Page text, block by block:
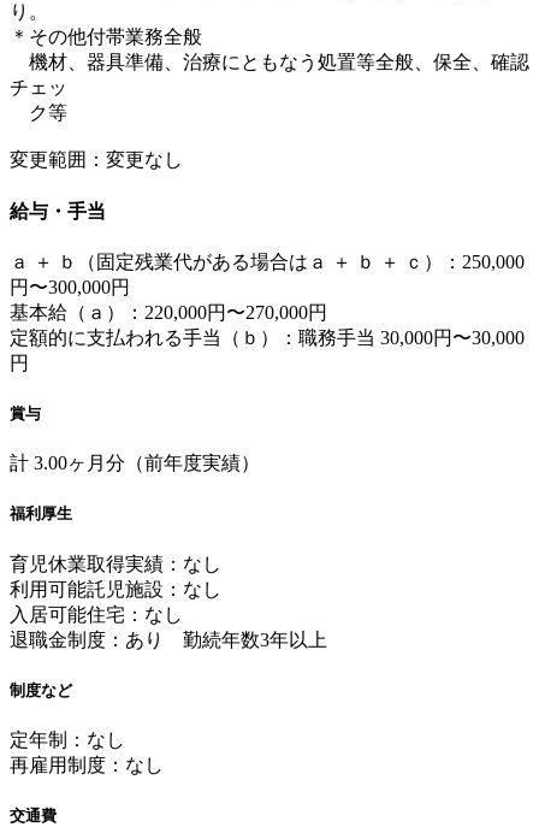
り。
＊その他付帯業務全般
機材、器具準備、治療にともなう処置等全般、保全、確認
チェッ
ク等
変更範囲：変更なし
給与・手当
ａ ＋ ｂ（固定残業代がある場合はａ ＋ ｂ ＋ ｃ）：250,000
円〜300,000円
基本給（ａ）：220,000円〜270,000円
定額的に支払われる手当（ｂ）：職務手当 30,000円〜30,000
円
賞与
計 3.00ヶ月分（前年度実績）
福利厚生
育児休業取得実績：なし
利用可能託児施設：なし
入居可能住宅：なし
退職金制度：あり 勤続年数3年以上
制度など
定年制：なし
再雇用制度：なし
交通費